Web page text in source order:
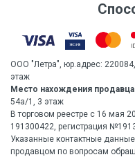
ООО "Летра", юр.адрес:
этаж
Место нахождения
54а/1, 3 этаж
В торговом реестре с 16 мая
191300422, регистрация
Указанные контактные
продавцом по вопросам